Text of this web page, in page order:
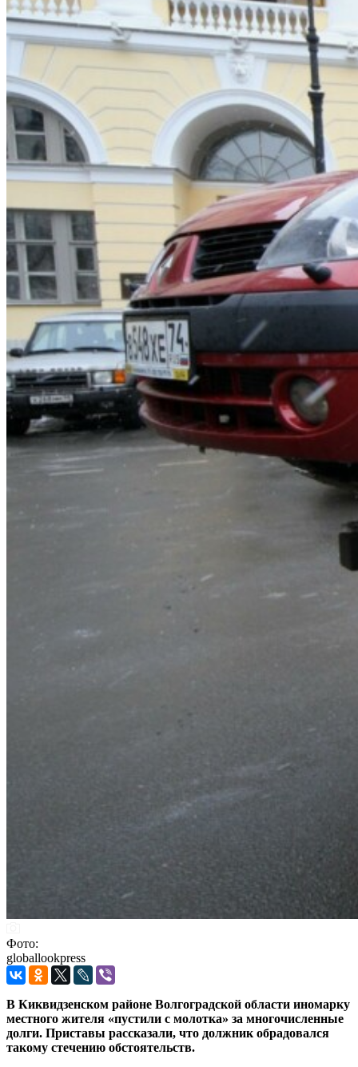
Фото:
globallookpress
В Киквидзенском районе Волгоградской области иномарку
местного жителя «пустили с молотка» за многочисленные
долги. Приставы рассказали, что должник обрадовался
такому стечению обстоятельств.